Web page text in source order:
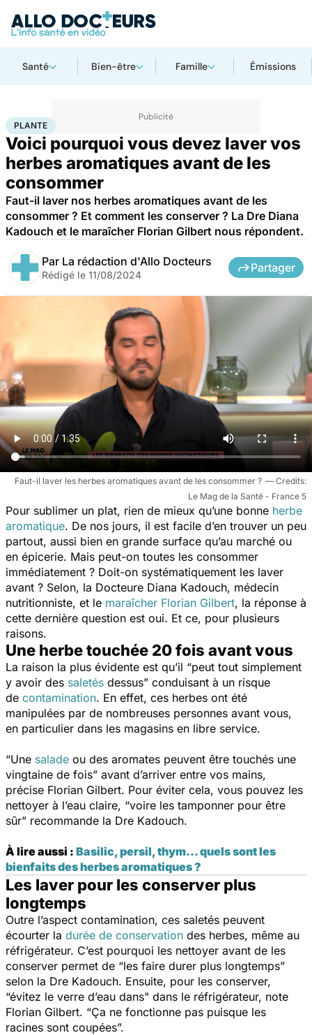
Santé Bien-être Famille Émissions
AccueilBien-être
PLANTE
Voici pourquoi vous devez laver vos
herbes aromatiques avant de les
consommer
Faut-il laver nos herbes aromatiques avant de les
consommer ? Et comment les conserver ? La Dre Diana
Kadouch et le maraîcher Florian Gilbert nous répondent.
Par La rédaction d'Allo Docteurs
Rédigé le 11/08/2024
Partager
Faut-il laver les herbes aromatiques avant de les consommer ?
Le Mag de la Santé - France 5
Pour sublimer un plat, rien de mieux qu’une bonne herbe
aromatique. De nos jours, il est facile d’en trouver un peu
partout, aussi bien en grande surface qu’au marché ou
en épicerie. Mais peut-on toutes les consommer
immédiatement ? Doit-on systématiquement les laver
avant ? Selon, la Docteure Diana Kadouch, médecin
nutritionniste, et le maraîcher Florian Gilbert, la réponse à
cette dernière question est oui. Et ce, pour plusieurs
raisons.
Une herbe touchée 20 fois avant vous
La raison la plus évidente est qu’il “peut tout simplement
y avoir des saletés dessus” conduisant à un risque
de contamination. En effet, ces herbes ont été
manipulées par de nombreuses personnes avant vous,
en particulier dans les magasins en libre service.
“Une salade ou des aromates peuvent être touchés une
vingtaine de fois” avant d’arriver entre vos mains,
précise Florian Gilbert. Pour éviter cela, vous pouvez les
nettoyer à l’eau claire, “voire les tamponner pour être
sûr” recommande la Dre Kadouch.
À lire aussi : Basilic, persil, thym... quels sont les
bienfaits des herbes aromatiques ?
Les laver pour les conserver plus
longtemps
Outre l’aspect contamination, ces saletés peuvent
écourter la durée de conservation des herbes, même au
réfrigérateur. C’est pourquoi les nettoyer avant de les
conserver permet de “les faire durer plus longtemps”
selon la Dre Kadouch. Ensuite, pour les conserver,
“évitez le verre d’eau dans" dans le réfrigérateur, note
Florian Gilbert. “Ça ne fonctionne pas puisque les
racines sont coupées”.